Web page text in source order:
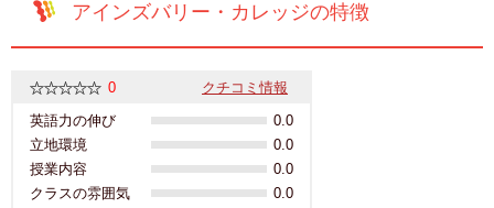
アインズバリー・カレッジの特徴
0
クチコミ情報
英語力の伸び
0.0
立地環境
0.0
授業内容
0.0
クラスの雰囲気
0.0